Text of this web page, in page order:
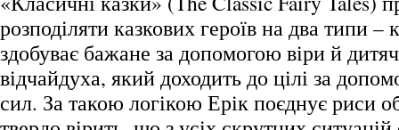
розподіляти казкових героїв на два типи –
здобуває бажане за допомогою віри й
відчайдуха, який доходить до цілі за
сил. За такою логікою Ерік поєднує риси